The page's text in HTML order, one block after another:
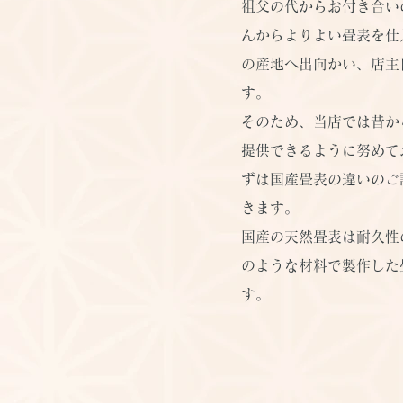
祖父の代からお付き合
んからよりよい畳表を
の産地へ出向かい、店
す。
そのため、当店では昔
提供できるように努め
ずは国産畳表の違いの
きます。
国産の天然畳表は耐久
のような材料で製作し
す。